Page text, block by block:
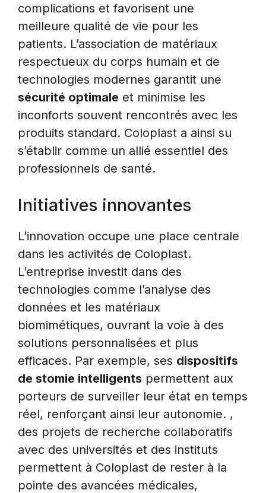
complications et favorisent une
meilleure qualité de vie pour les
patients. L’association de matériaux
respectueux du corps humain et de
technologies modernes garantit une
sécurité optimale et minimise les
inconforts souvent rencontrés avec les
produits standard. Coloplast a ainsi su
s’établir comme un allié essentiel des
professionnels de santé.
Initiatives innovantes
L’innovation occupe une place centrale
dans les activités de Coloplast.
L’entreprise investit dans des
technologies comme l’analyse des
données et les matériaux
biomimétiques, ouvrant la voie à des
solutions personnalisées et plus
efficaces. Par exemple, ses dispositifs
de stomie intelligents permettent aux
porteurs de surveiller leur état en temps
réel, renforçant ainsi leur autonomie. ,
des projets de recherche collaboratifs
avec des universités et des instituts
permettent à Coloplast de rester à la
pointe des avancées médicales,